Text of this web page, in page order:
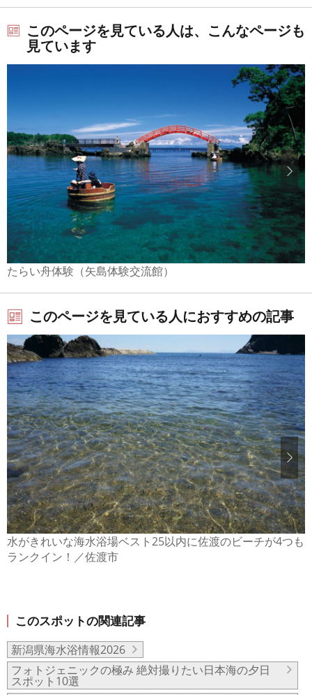
このページを見ている人は、こんなページも
見ています
たらい舟体験（矢島体験交流館）
このページを見ている人におすすめの記事
水がきれいな海水浴場ベスト25以内に佐渡のビーチが4つも
ランクイン！／佐渡市
このスポットの関連記事
新潟県海水浴情報2026
フォトジェニックの極み 絶対撮りたい日本海の夕日
スポット10選